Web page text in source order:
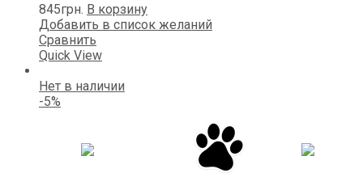
845грн. В корзину
Добавить в список желаний
Сравнить
Quick View
Нет в наличии
-5%